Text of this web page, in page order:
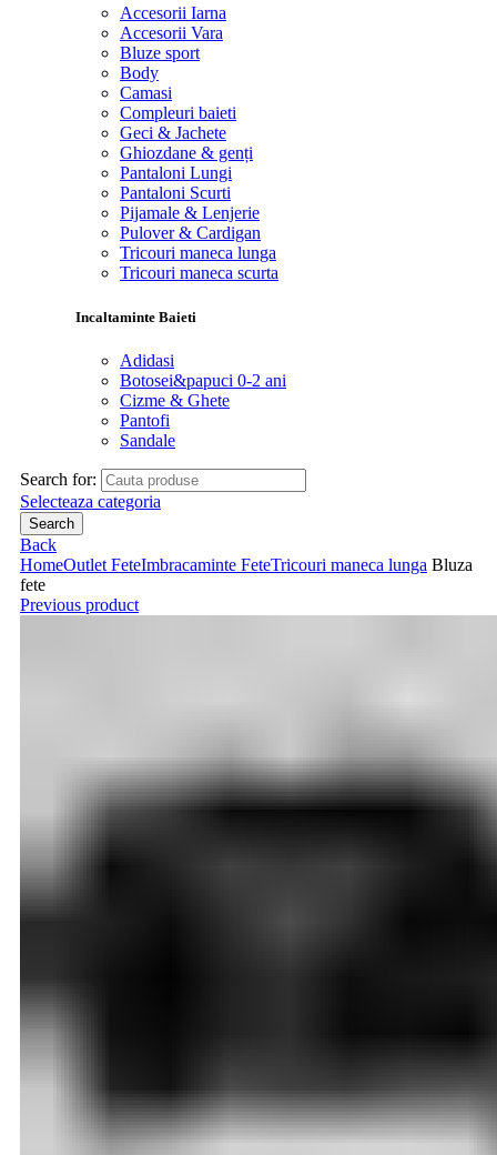
Accesorii Iarna
Accesorii Vara
Bluze sport
Body
Camasi
Compleuri baieti
Geci & Jachete
Ghiozdane & genți
Pantaloni Lungi
Pantaloni Scurti
Pijamale & Lenjerie
Pulover & Cardigan
Tricouri maneca lunga
Tricouri maneca scurta
Incaltaminte Baieti
Adidasi
Botosei&papuci 0-2 ani
Cizme & Ghete
Pantofi
Sandale
Search for:
Selecteaza categoria
Search
Back
HomeOutlet FeteImbracaminte FeteTricouri maneca lunga Bluza
fete
Previous product